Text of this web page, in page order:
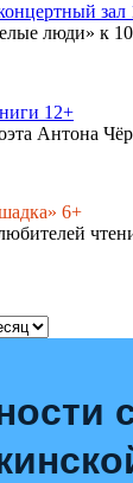
зал
люди» к
12+
Антона
6+